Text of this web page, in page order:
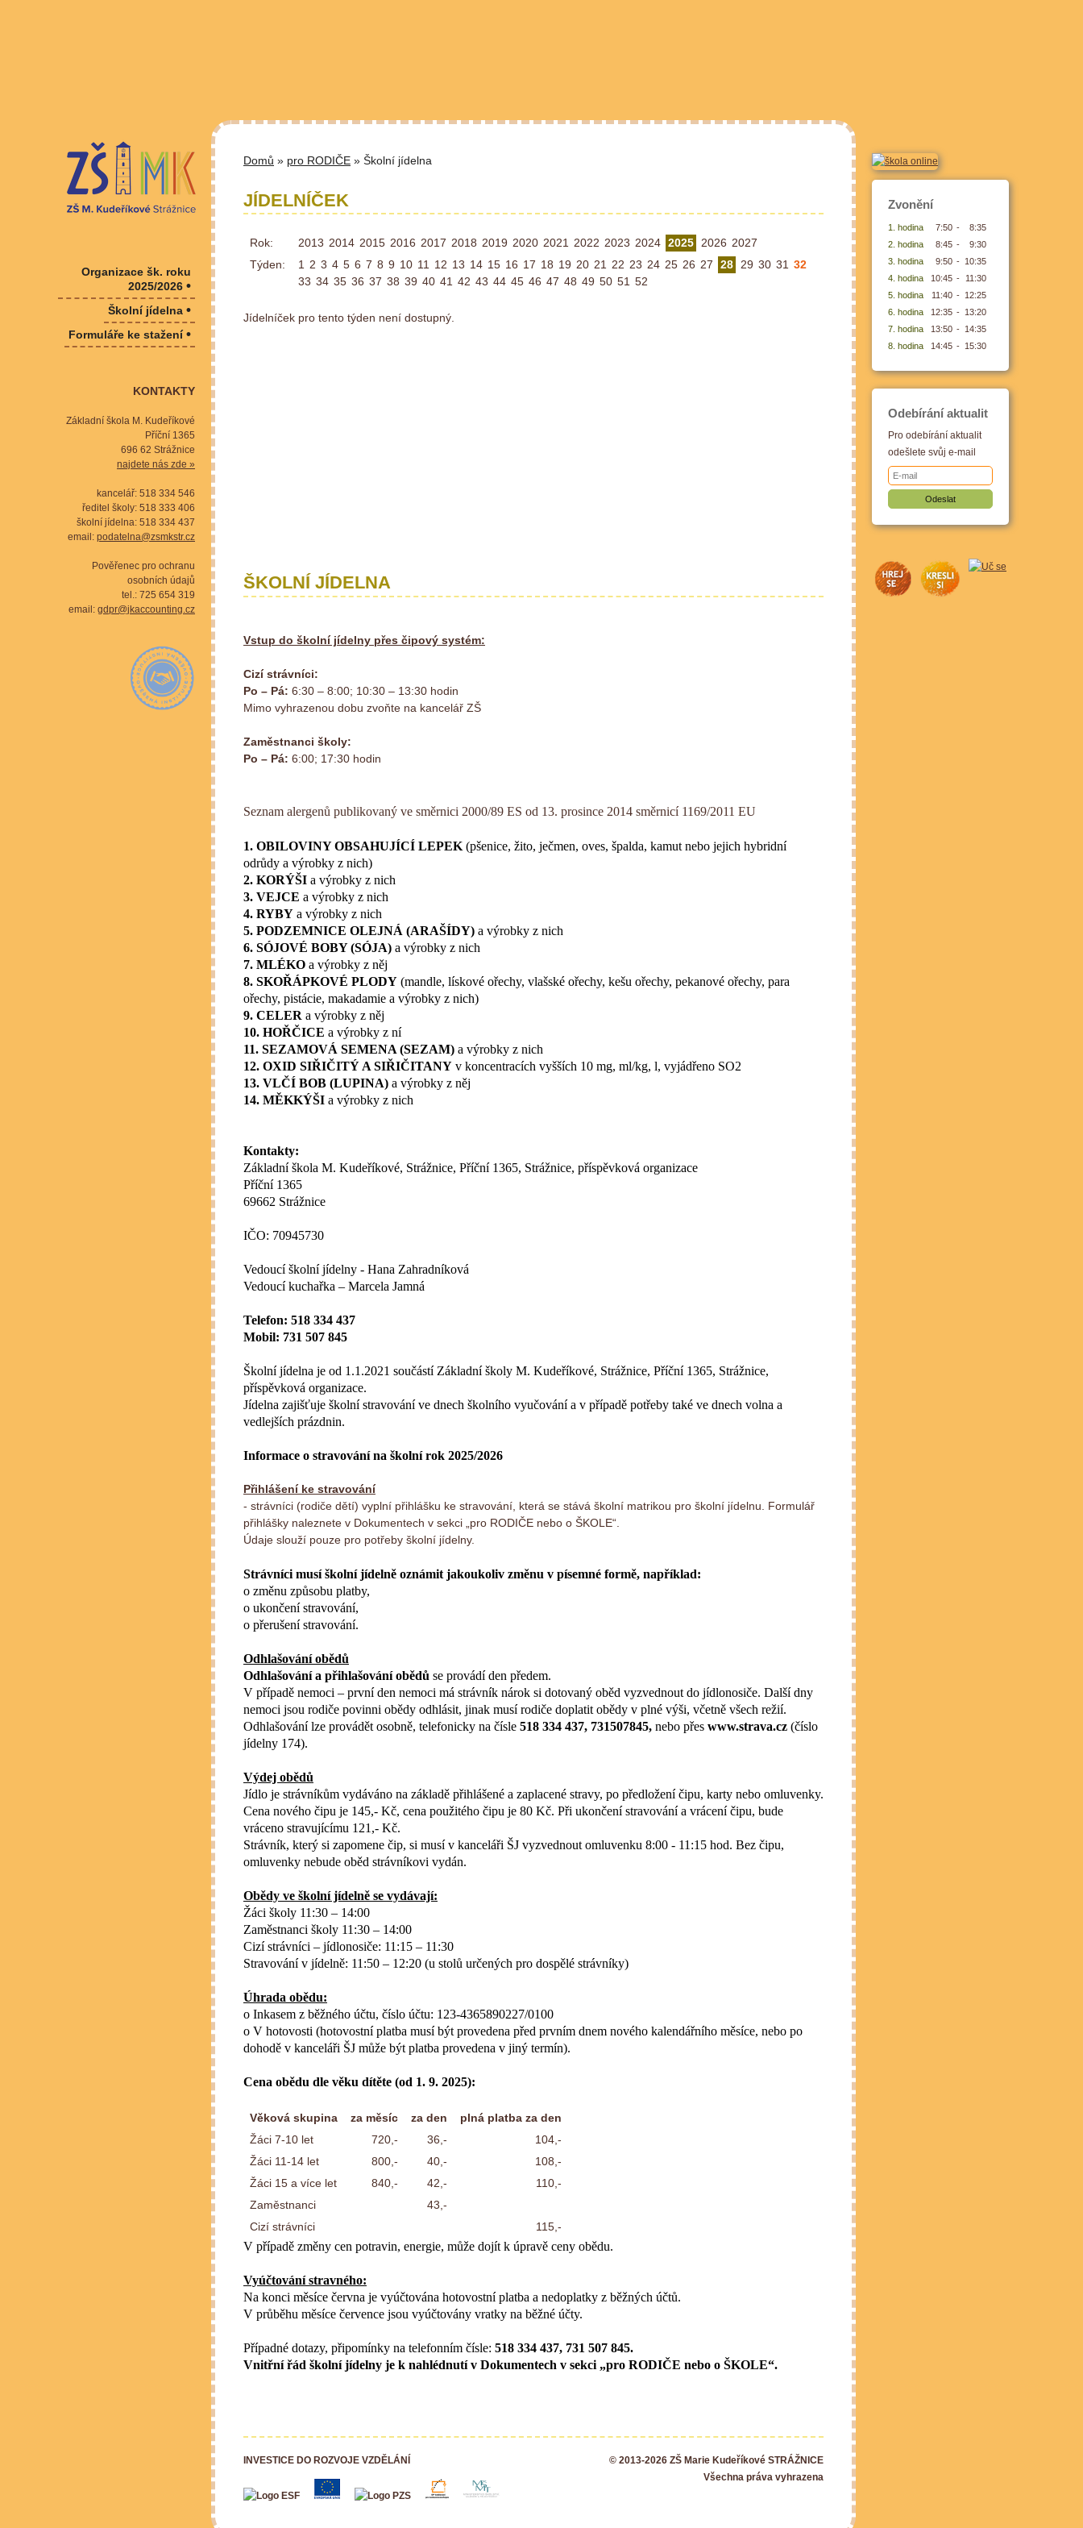
Domů » pro RODIČE » Školní jídelna
JÍDELNÍČEK
Rok: 2013 2014 2015 2016 2017 2018 2019 2020 2021 2022 2023 2024 2025 2026 2027
Týden:
1 2 3 4 5 6 7 8 9 10 11 12 13 14 15 16 17 18 19 20 21 22 23 24 25 26 27 28 29 30 31 32
33 34 35 36 37 38 39 40 41 42 43 44 45 46 47 48 49 50 51 52
Jídelníček pro tento týden není dostupný.
ŠKOLNÍ JÍDELNA
Vstup do školní jídelny přes čipový systém:
Cizí strávníci:
Po – Pá: 6:30 – 8:00; 10:30 – 13:30 hodin
Mimo vyhrazenou dobu zvoňte na kancelář ZŠ
Zaměstnanci školy:
Po – Pá: 6:00; 17:30 hodin
Seznam alergenů publikovaný ve směrnici 2000/89 ES od 13. prosince 2014 směrnicí 1169/2011 EU
1. OBILOVINY OBSAHUJÍCÍ LEPEK (pšenice, žito, ječmen, oves, špalda, kamut nebo jejich hybridní
odrůdy a výrobky z nich)
2. KORÝŠI a výrobky z nich
3. VEJCE a výrobky z nich
4. RYBY a výrobky z nich
5. PODZEMNICE OLEJNÁ (ARAŠÍDY) a výrobky z nich
6. SÓJOVÉ BOBY (SÓJA) a výrobky z nich
7. MLÉKO a výrobky z něj
8. SKOŘÁPKOVÉ PLODY (mandle, lískové ořechy, vlašské ořechy, kešu ořechy, pekanové ořechy, para
ořechy, pistácie, makadamie a výrobky z nich)
9. CELER a výrobky z něj
10. HOŘČICE a výrobky z ní
11. SEZAMOVÁ SEMENA (SEZAM) a výrobky z nich
12. OXID SIŘIČITÝ A SIŘIČITANY v koncentracích vyšších 10 mg, ml/kg, l, vyjádřeno SO2
13. VLČÍ BOB (LUPINA) a výrobky z něj
14. MĚKKÝŠI a výrobky z nich
Kontakty:
Základní škola M. Kudeříkové, Strážnice, Příční 1365, Strážnice, příspěvková organizace
Příční 1365
69662 Strážnice
IČO: 70945730
Vedoucí školní jídelny - Hana Zahradníková
Vedoucí kuchařka – Marcela Jamná
Telefon: 518 334 437
Mobil: 731 507 845
Školní jídelna je od 1.1.2021 součástí Základní školy M. Kudeříkové, Strážnice, Příční 1365, Strážnice,
příspěvková organizace.
Jídelna zajišťuje školní stravování ve dnech školního vyučování a v případě potřeby také ve dnech volna a
vedlejších prázdnin.
Informace o stravování na školní rok 2025/2026
Přihlášení ke stravování
- strávníci (rodiče dětí) vyplní přihlášku ke stravování, která se stává školní matrikou pro školní jídelnu. Formulář
přihlášky naleznete v Dokumentech v sekci „pro RODIČE nebo o ŠKOLE“.
Údaje slouží pouze pro potřeby školní jídelny.
Strávníci musí školní jídelně oznámit jakoukoliv změnu v písemné formě, například:
o změnu způsobu platby,
o ukončení stravování,
o přerušení stravování.
Odhlašování obědů
Odhlašování a přihlašování obědů se provádí den předem.
V případě nemoci – první den nemoci má strávník nárok si dotovaný oběd vyzvednout do jídlonosiče. Další dny
nemoci jsou rodiče povinni obědy odhlásit, jinak musí rodiče doplatit obědy v plné výši, včetně všech režií.
Odhlašování lze provádět osobně, telefonicky na čísle 518 334 437, 731507845, nebo přes www.strava.cz (číslo
jídelny 174).
Výdej obědů
Jídlo je strávníkům vydáváno na základě přihlášené a zaplacené stravy, po předložení čipu, karty nebo omluvenky.
Cena nového čipu je 145,- Kč, cena použitého čipu je 80 Kč. Při ukončení stravování a vrácení čipu, bude
vráceno stravujícímu 121,- Kč.
Strávník, který si zapomene čip, si musí v kanceláři ŠJ vyzvednout omluvenku 8:00 - 11:15 hod. Bez čipu,
omluvenky nebude oběd strávníkovi vydán.
Obědy ve školní jídelně se vydávají:
Žáci školy 11:30 – 14:00
Zaměstnanci školy 11:30 – 14:00
Cizí strávníci – jídlonosiče: 11:15 – 11:30
Stravování v jídelně: 11:50 – 12:20 (u stolů určených pro dospělé strávníky)
Úhrada obědu:
o Inkasem z běžného účtu, číslo účtu: 123-4365890227/0100
o V hotovosti (hotovostní platba musí být provedena před prvním dnem nového kalendářního měsíce, nebo po
dohodě v kanceláři ŠJ může být platba provedena v jiný termín).
Cena obědu dle věku dítěte (od 1. 9. 2025):
Věková skupina za měsíc za den
plná platba za den
Žáci 7-10 let
720,- 36,-
104,-
Žáci 11-14 let
800,- 40,-
108,-
Žáci 15 a více let
840,- 42,-
110,-
Zaměstnanci
43,-
Cizí strávníci
115,-
V případě změny cen potravin, energie, může dojít k úpravě ceny obědu.
Vyúčtování stravného:
Na konci měsíce června je vyúčtována hotovostní platba a nedoplatky z běžných účtů.
V průběhu měsíce července jsou vyúčtovány vratky na běžné účty.
Případné dotazy, připomínky na telefonním čísle: 518 334 437, 731 507 845.
Vnitřní řád školní jídelny je k nahlédnutí v Dokumentech v sekci „pro RODIČE nebo o ŠKOLE“.
INVESTICE DO ROZVOJE VZDĚLÁNÍ
© 2013-2026 ZŠ Marie Kudeříkové STRÁŽNICE
Všechna práva vyhrazena
Organizace šk. roku
2025/2026 •
Školní jídelna •
Formuláře ke stažení•
KONTAKTY
Základní škola M. Kudeříkové
Příční 1365
696 62 Strážnice
najdete nás zde »
kancelář: 518 334 546
ředitel školy: 518 333 406
školní jídelna: 518 334 437
email: podatelna@zsmkstr.cz
Pověřenec pro ochranu
osobních údajů
tel.: 725 654 319
email: gdpr@jkaccounting.cz
Zvonění
1. hodina 7:50 -
8:35
2. hodina
8:45 -
9:30
3. hodina
9:50 - 10:35
4. hodina
10:45 -
11:30
5. hodina
11:40 - 12:25
6. hodina
12:35 - 13:20
7. hodina
13:50 - 14:35
8. hodina
14:45 - 15:30
Odebírání aktualit
Pro odebírání aktualit
odešlete svůj e-mail